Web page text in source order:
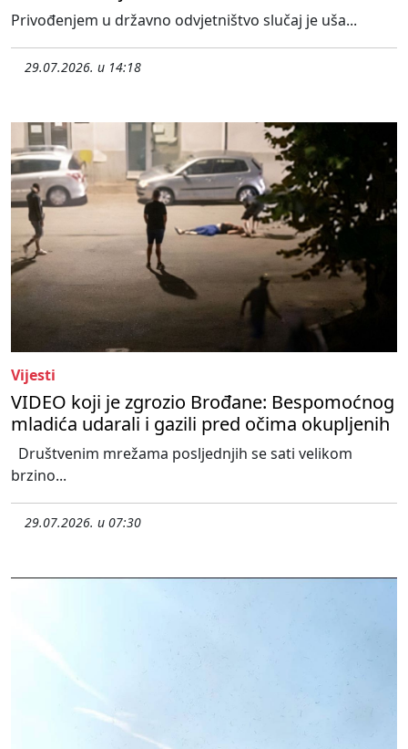
Privođenjem u državno odvjetništvo slučaj je uša...
29.07.2026. u 14:18
Vijesti
VIDEO koji je zgrozio Brođane: Bespomoćnog
mladića udarali i gazili pred očima okupljenih
Društvenim mrežama posljednjih se sati velikom
brzino...
29.07.2026. u 07:30